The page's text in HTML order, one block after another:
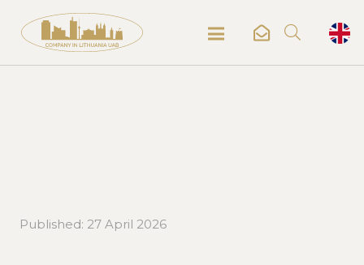
Published: 27 April 2026